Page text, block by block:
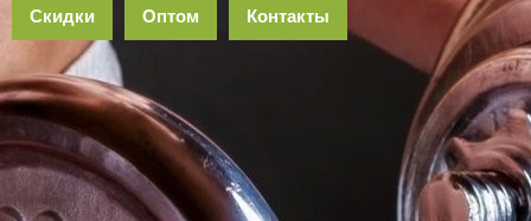
Скидки Оптом Контакты